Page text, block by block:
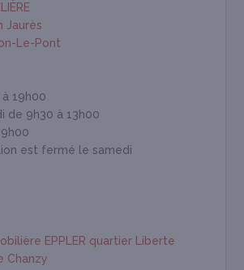
Jaurès
Le-Pont
à 19h00
de 9h30 à 13h00
est fermé le samedi
EPPLER quartier Liberte
Chanzy